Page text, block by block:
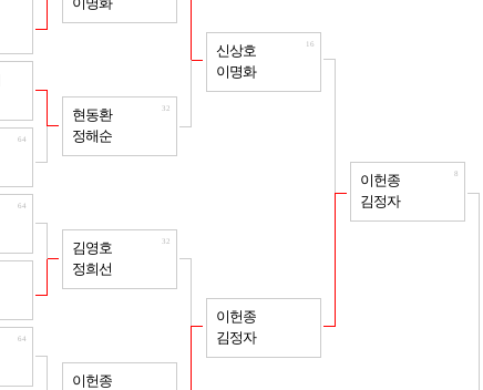
64
64
64
이명화
현동환
정해순
32
김영호
정희선
32
이헌종
신상호
이명화
16
이헌종
김정자
이헌종
김정자
8